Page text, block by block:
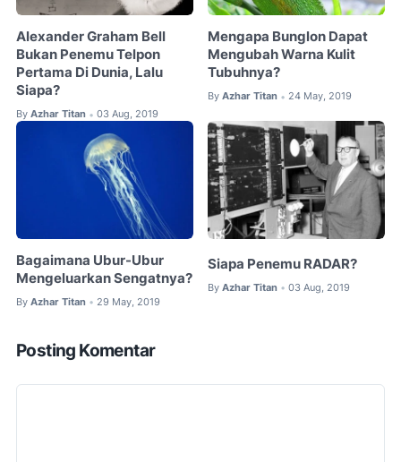
Alexander Graham Bell
Bukan Penemu Telpon
Pertama Di Dunia, Lalu
Siapa?
By Azhar Titan • 03 Aug, 2019
Mengapa Bunglon Dapat
Mengubah Warna Kulit
Tubuhnya?
By Azhar Titan • 24 May, 2019
Bagaimana Ubur-Ubur
Mengeluarkan Sengatnya?
By Azhar Titan • 29 May, 2019
Siapa Penemu RADAR?
By Azhar Titan • 03 Aug, 2019
Posting Komentar